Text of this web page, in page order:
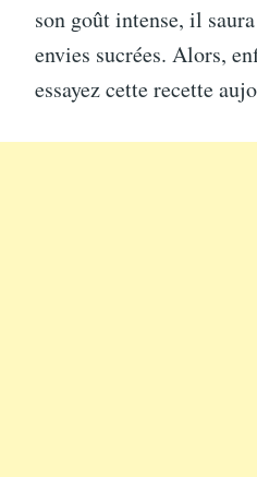
son goût intense, il
envies sucrées. Alors,
essayez cette recette